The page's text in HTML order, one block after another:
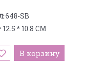
648-SB
12.5 * 10.8 СМ
В корзину